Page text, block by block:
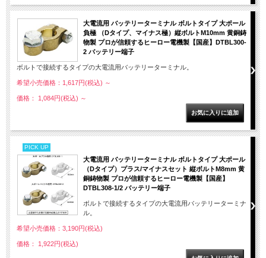
大電流用 バッテリーターミナル ボルトタイプ 大ポール
負極 （Dタイプ、マイナス極）縦ボルトM10mm 黄銅鋳
物製 プロが信頼するヒーロー電機製【国産】DTBL300-
2 バッテリー端子
ボルトで接続するタイプの大電流用バッテリーターミナル。
希望小売価格：1,617円(税込) ～
価格： 1,084円(税込) ～
PICK UP
大電流用 バッテリーターミナル ボルトタイプ 大ポール
（Dタイプ）プラス/マイナスセット 縦ボルトM8mm 黄
銅鋳物製 プロが信頼するヒーロー電機製【国産】
DTBL308-1/2 バッテリー端子
ボルトで接続するタイプの大電流用バッテリーターミナ
ル。
希望小売価格：3,190円(税込)
価格： 1,922円(税込)